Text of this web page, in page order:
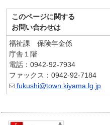
このページに関する
お問い合わせは
福祉課 保険年金係
庁舎１階
電話：0942-92-7934
ファックス：0942-92-7184
fukushi@town.kiyama.lg.jp